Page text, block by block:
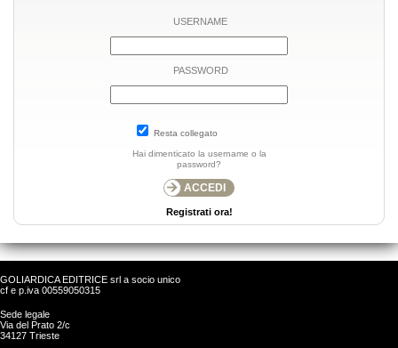
USERNAME
PASSWORD
Resta collegato
Hai dimenticato la username o la
password?
Registrati ora!
GOLIARDICA EDITRICE srl a socio unico
cf e p.iva 00559050315
Sede legale
Via del Prato 2/c
34127 Trieste